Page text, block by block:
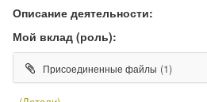
Описание деятельности:
Мой вклад (роль):
Присоединенные файлы (1)